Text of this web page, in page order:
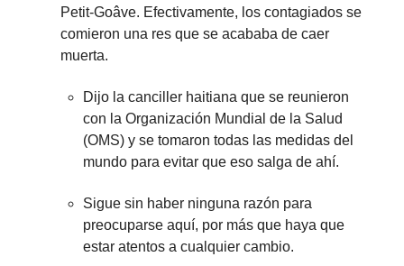
Petit-Goâve. Efectivamente, los contagiados se
comieron una res que se acababa de caer
muerta.
Dijo la canciller haitiana que se reunieron
con la Organización Mundial de la Salud
(OMS) y se tomaron todas las medidas del
mundo para evitar que eso salga de ahí.
Sigue sin haber ninguna razón para
preocuparse aquí, por más que haya que
estar atentos a cualquier cambio.